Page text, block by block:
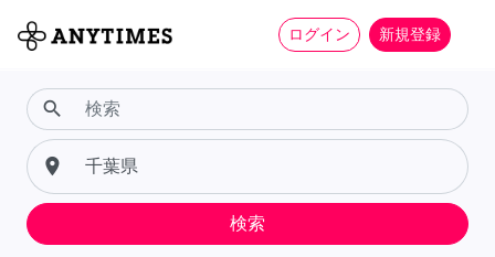
ログイン 新規登録
search
place
検索